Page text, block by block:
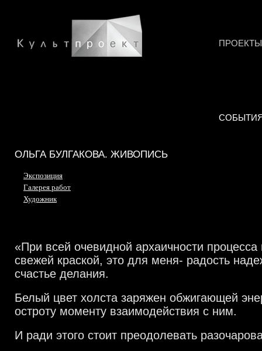
ПРОЕКТЫ
ОЛЬГА БУЛГАКОВА. ЖИВОПИСЬ
Экспозиция
Галерея работ
Художник
«При всей очевидной архаичности процесса
свежей краской, это для меня- радость
счастье делания.
Белый цвет холста заряжен обжигающей
остроту моменту взаимодействия с ним.
И ради этого стоит преодолевать